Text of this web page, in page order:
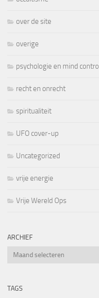
over de site
overige
psychologie en mind control
recht en onrecht
spiritualiteit
UFO cover-up
Uncategorized
vrije energie
Vrije Wereld Ops
ARCHIEF
Archief
TAGS